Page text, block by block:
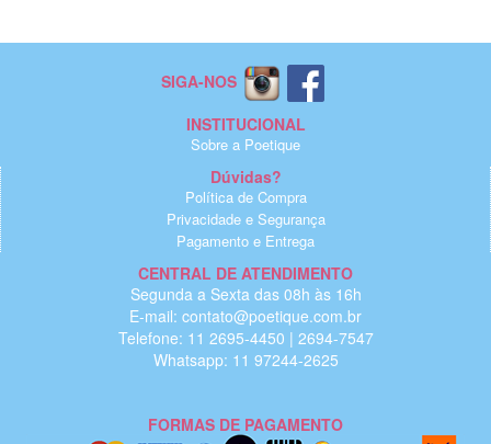
SIGA-NOS
INSTITUCIONAL
Sobre a Poetique
Dúvidas?
Política de Compra
Privacidade e Segurança
Pagamento e Entrega
CENTRAL DE ATENDIMENTO
Segunda a Sexta das 08h às 16h
E-mail: contato@poetique.com.br
Telefone: 11 2695-4450 | 2694-7547
Whatsapp: 11 97244-2625
FORMAS DE PAGAMENTO